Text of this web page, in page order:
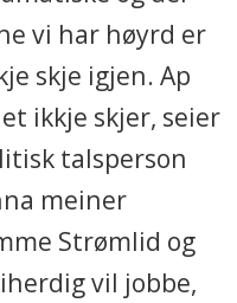
vi har høyrd er
skje igjen. Ap
ikkje skjer, seier
talsperson
meiner
Strømlid og
vil jobbe,